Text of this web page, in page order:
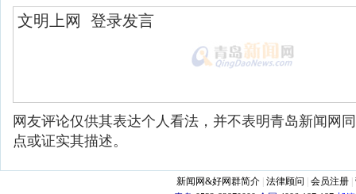
网友评论仅供其表达个人看法，并不表明青岛新闻网
点或证实其描述。